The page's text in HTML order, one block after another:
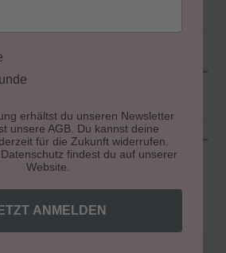
erhältst du unseren Newsletter
unsere AGB. Du kannst deine
für die Zukunft widerrufen.
findest du auf unserer
Website.
ANMELDEN